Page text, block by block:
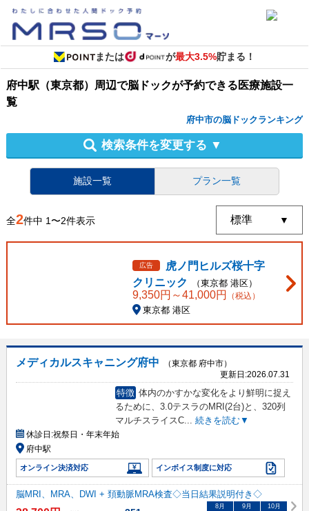
または が最大3.5%貯まる！
府中駅（東京都）周辺で脳ドックが予約できる医療施設一
覧
府中市の脳ドックランキング
検索条件を変更する ▼
施設一覧 プラン一覧
全2件中 1〜2件表示
広告
虎ノ門ヒルズ桜十字
クリニック
（東京都 港区）
9,350円～41,000円 （税込）
東京都 港区
メディカルスキャニング府中
（東京都 府中市）
更新日:2026.07.31
特徴 体内のかすかな変化をより鮮明に捉え
るために、3.0テスラのMRI(2台)と、320列
マルチスライスC... 続きを読む▼
休診日:祝祭日・年末年始
府中駅
オンライン決済対応 インボイス制度に対応
脳MRI、MRA、DWI + 頚動脈MRA検査◇当日結果説明付き◇
8月 9月 10月